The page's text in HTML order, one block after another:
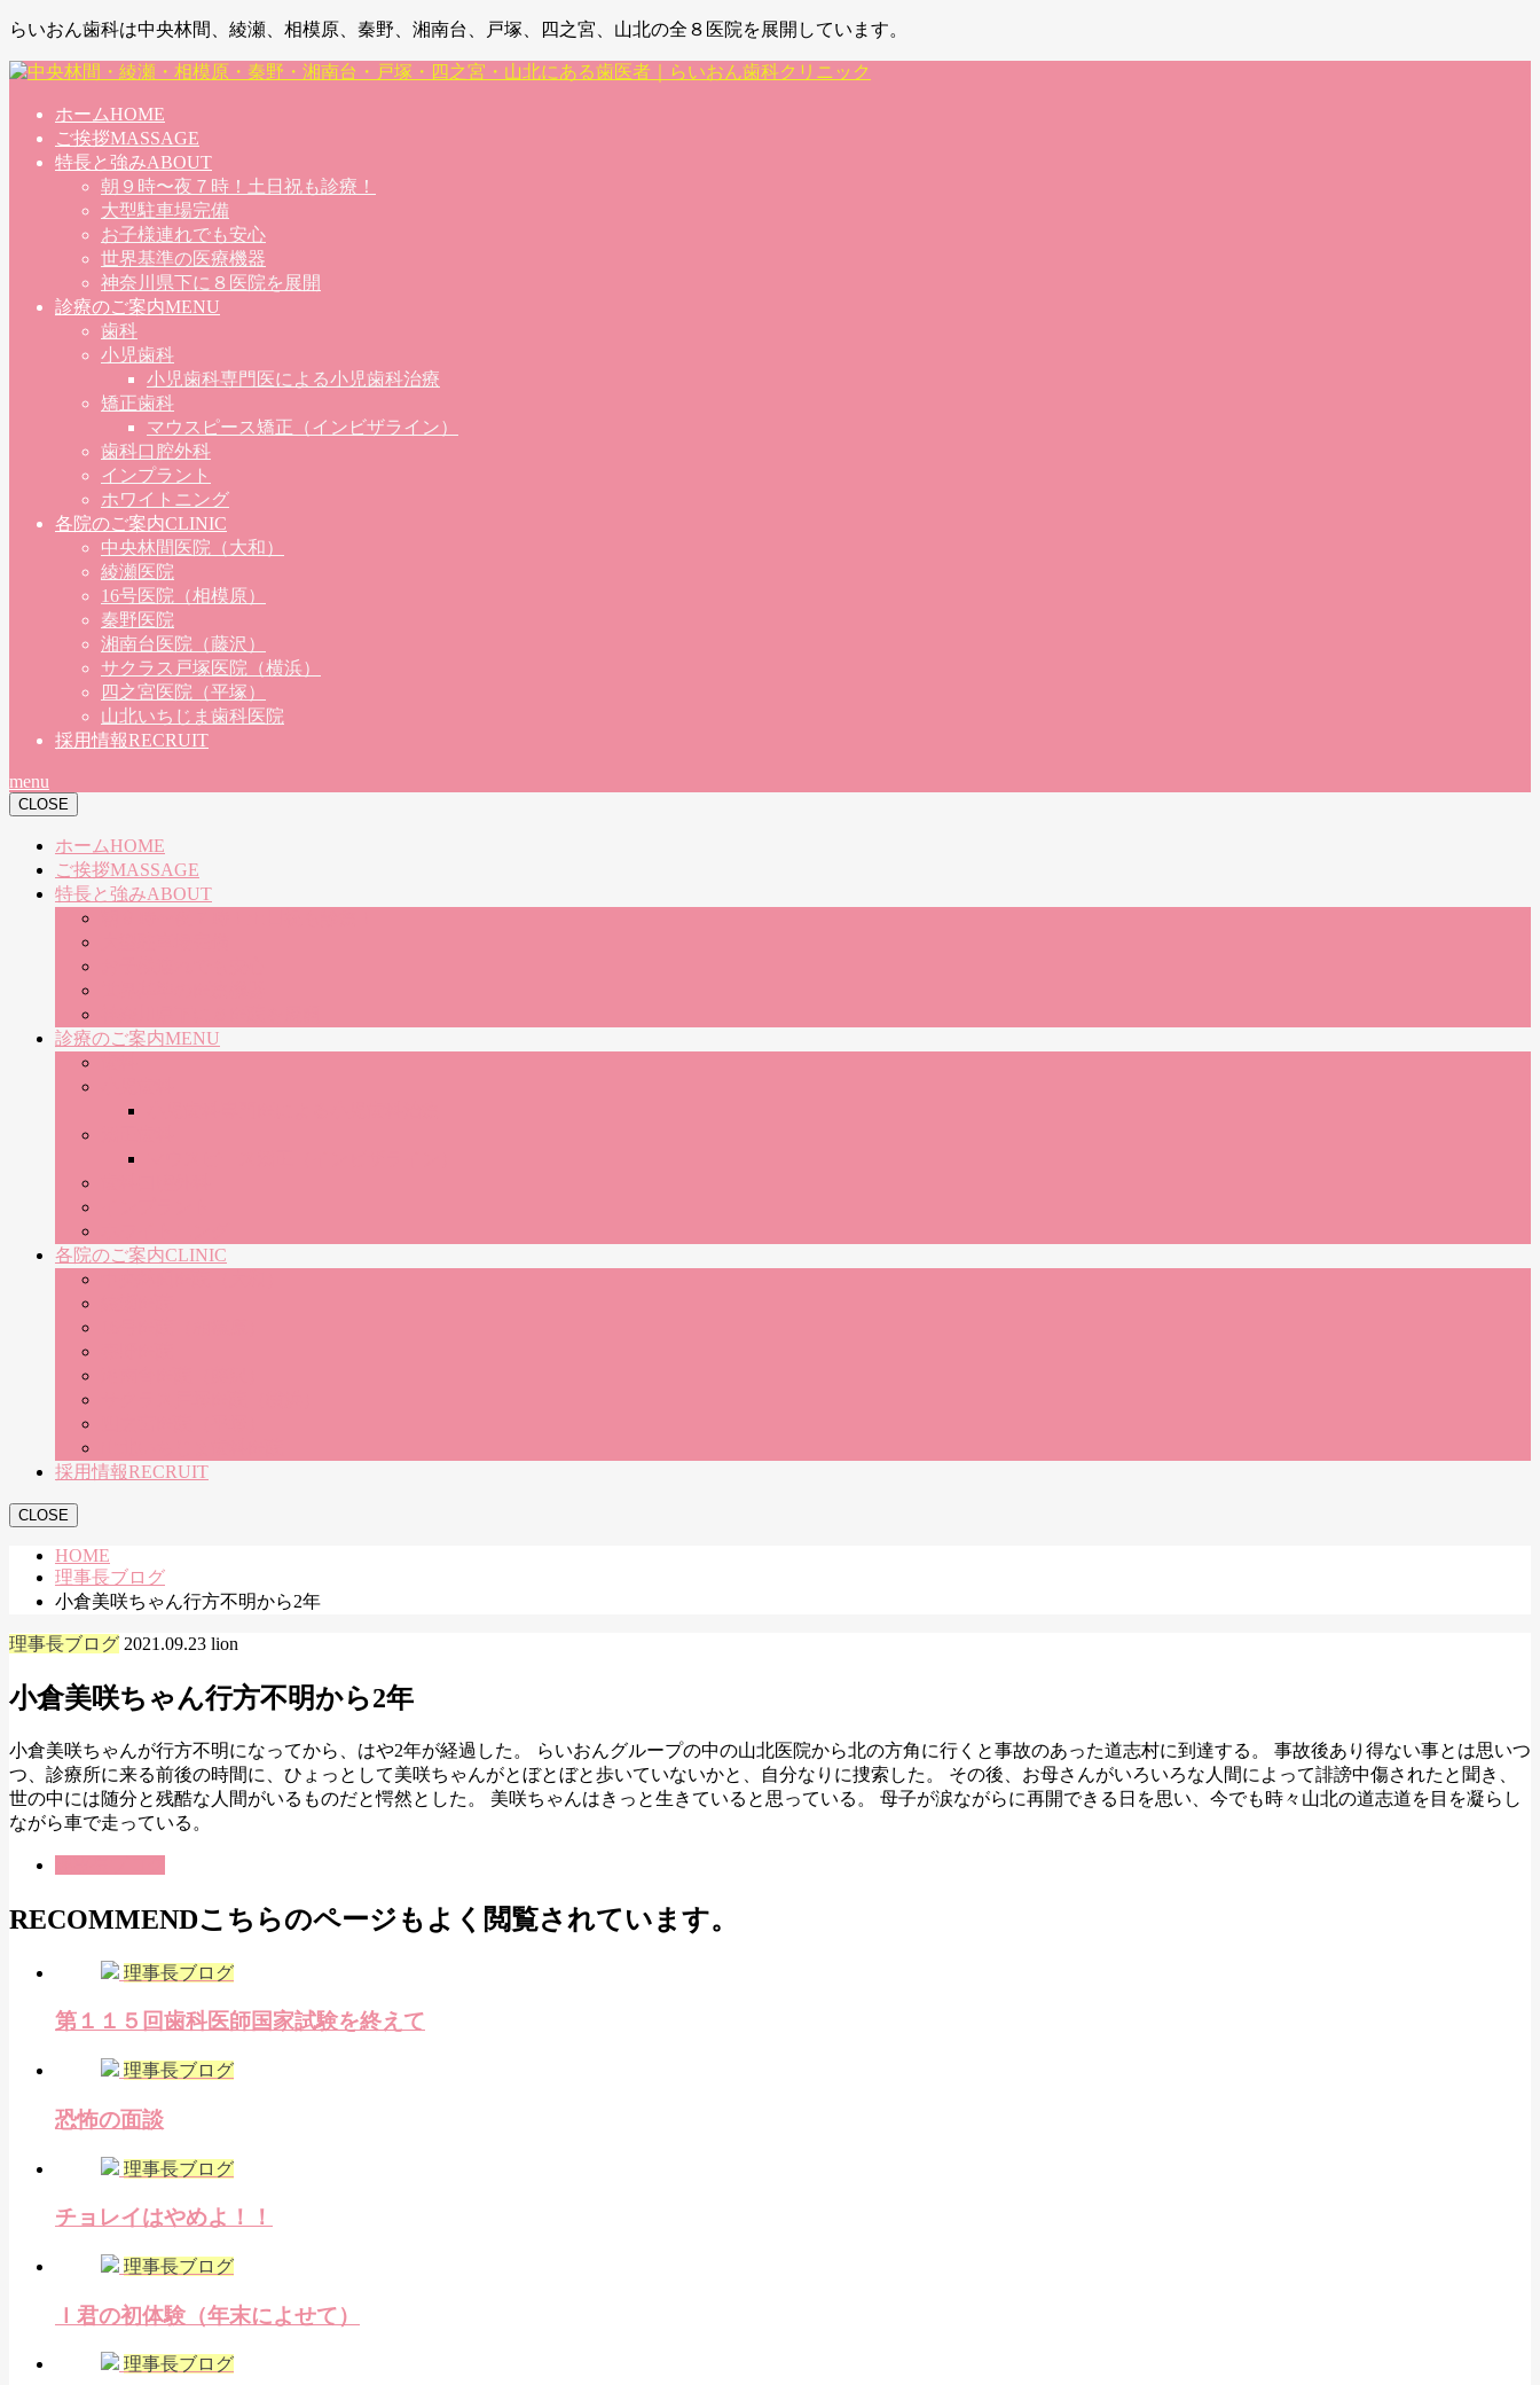
らいおん歯科は中央林間、綾瀬、相模原、秦野、湘南台、戸塚、四之宮、山北の全８医院を展開しています。
ホームHOME
ご挨拶MASSAGE
特長と強みABOUT
朝９時〜夜７時！土日祝も診療！
大型駐車場完備
お子様連れでも安心
世界基準の医療機器
神奈川県下に８医院を展開
診療のご案内MENU
歯科
小児歯科
小児歯科専門医による小児歯科治療
矯正歯科
マウスピース矯正（インビザライン）
歯科口腔外科
インプラント
ホワイトニング
各院のご案内CLINIC
中央林間医院（大和）
綾瀬医院
16号医院（相模原）
秦野医院
湘南台医院（藤沢）
サクラス戸塚医院（横浜）
四之宮医院（平塚）
山北いちじま歯科医院
採用情報RECRUIT
menu
CLOSE
ホームHOME
ご挨拶MASSAGE
特長と強みABOUT
診療のご案内MENU
各院のご案内CLINIC
採用情報RECRUIT
CLOSE
HOME
理事長ブログ
小倉美咲ちゃん行方不明から2年
理事長ブログ 2021.09.23 lion
小倉美咲ちゃん行方不明から2年
小倉美咲ちゃんが行方不明になってから、はや2年が経過した。 らいおんグループの中の山北医院から北の方角に行くと事故のあった道志村に到達する。 事故後あり得ない事とは思いつ
つ、診療所に来る前後の時間に、ひょっとして美咲ちゃんがとぼとぼと歩いていないかと、自分なりに捜索した。 その後、お母さんがいろいろな人間によって誹謗中傷されたと聞き、
世の中には随分と残酷な人間がいるものだと愕然とした。 美咲ちゃんはきっと生きていると思っている。 母子が涙ながらに再開できる日を思い、今でも時々山北の道志道を目を凝らし
ながら車で走っている。
RECOMMENDこちらのページもよく閲覧されています。
理事長ブログ
第１１５回歯科医師国家試験を終えて
理事長ブログ
恐怖の面談
理事長ブログ
チョレイはやめよ！！
理事長ブログ
Ｉ君の初体験（年末によせて）
理事長ブログ